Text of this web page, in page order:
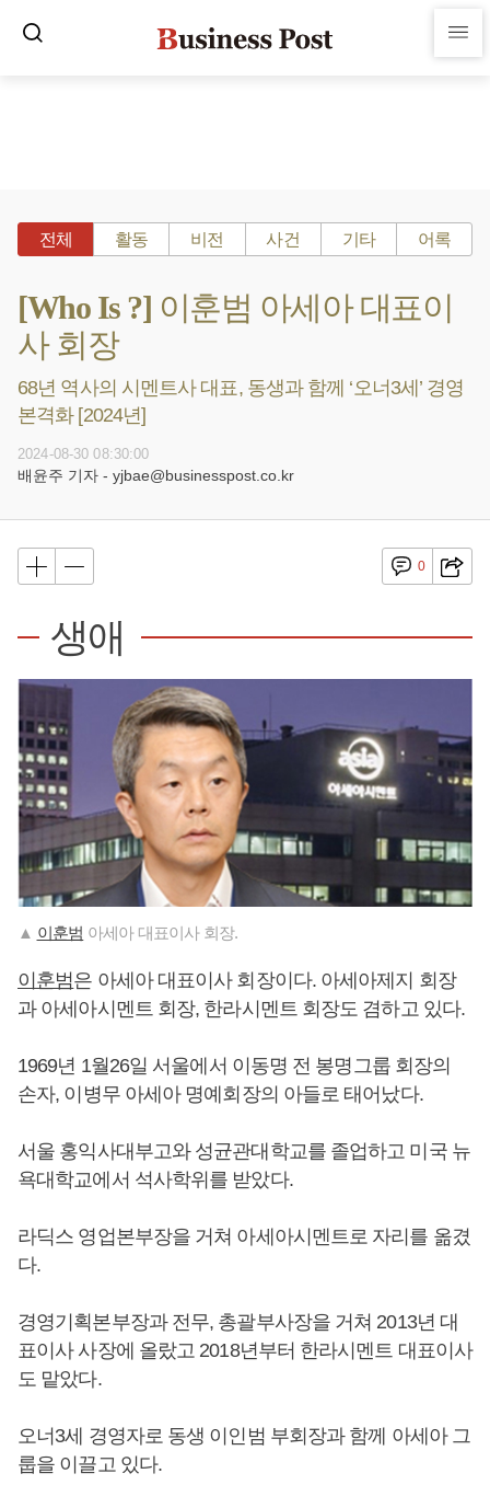
전체 활동 비전 사건 기타 어록
[Who Is ?] 이훈범 아세아 대표이
사 회장
68년 역사의 시멘트사 대표, 동생과 함께 ‘오너3세’ 경영
본격화 [2024년]
2024-08-30 08:30:00
배윤주 기자 - yjbae@businesspost.co.kr
0
생애
▲ 이훈범 아세아 대표이사 회장.
이훈범은 아세아 대표이사 회장이다. 아세아제지 회장
과 아세아시멘트 회장, 한라시멘트 회장도 겸하고 있다.
1969년 1월26일 서울에서 이동명 전 봉명그룹 회장의
손자, 이병무 아세아 명예회장의 아들로 태어났다.
서울 홍익사대부고와 성균관대학교를 졸업하고 미국 뉴
욕대학교에서 석사학위를 받았다.
라딕스 영업본부장을 거쳐 아세아시멘트로 자리를 옮겼
다.
경영기획본부장과 전무, 총괄부사장을 거쳐 2013년 대
표이사 사장에 올랐고 2018년부터 한라시멘트 대표이사
도 맡았다.
오너3세 경영자로 동생 이인범 부회장과 함께 아세아 그
룹을 이끌고 있다.